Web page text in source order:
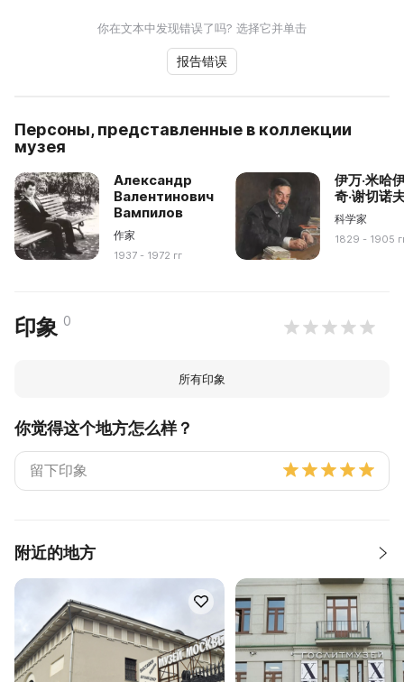
你在文本中发现错误了吗? 选择它并单击
报告错误
Персоны, представленные в коллекции
музея
Александр
Валентинович
Вампилов
作家
1937 - 1972 гг
伊万·米哈
奇·谢切诺
科学家
1829 - 1905
印象 0
所有印象
你觉得这个地方怎么样？
附近的地方